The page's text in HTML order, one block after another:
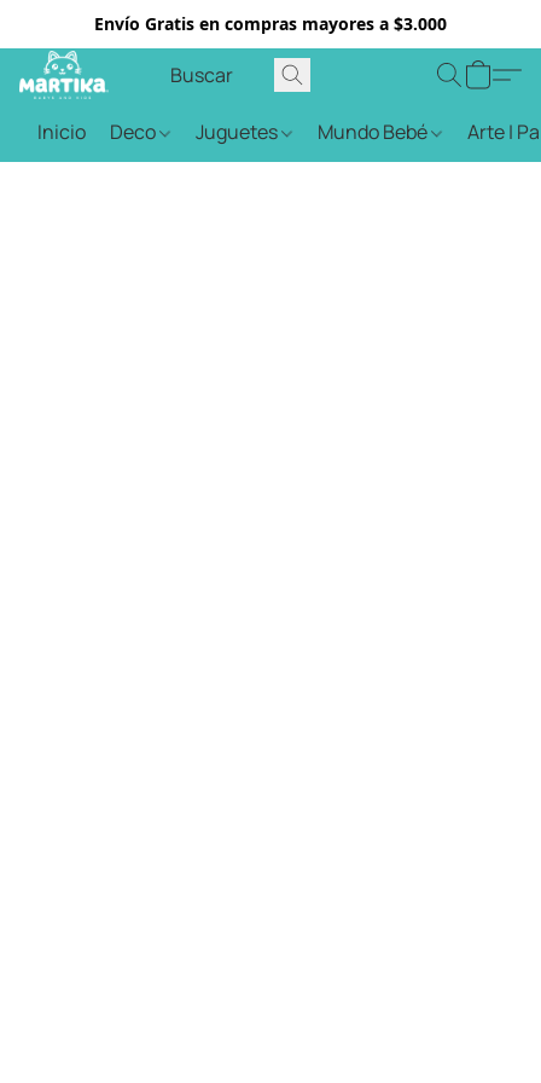
Envío Gratis en compras mayores a $3.000
Inicio Deco Juguetes Mundo Bebé Arte |